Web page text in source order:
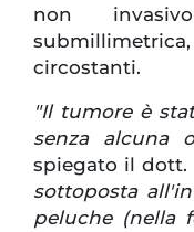
non
circostanti.
"Il tumore è
senza alcuna
spiegato il dott.
sottoposta
peluche (nella